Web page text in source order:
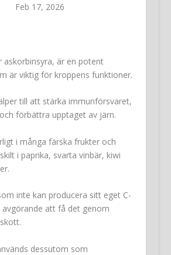
Feb 17, 2026
askorbinsyra, är en potent
är viktig för kroppens funktioner.
till att stärka immunförsvaret,
förbättra upptaget av järn.
i många färska frukter och
i paprika, svarta vinbär, kiwi
inte kan producera sitt eget C-
att få det genom
dessutom som